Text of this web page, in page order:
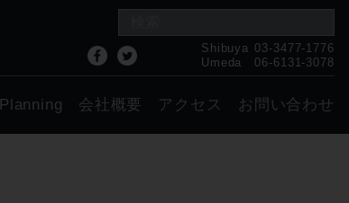
Shibuya 03-3477-1776
Umeda
06-6131-3078
Planning 会社概要 アクセス お問い合わせ